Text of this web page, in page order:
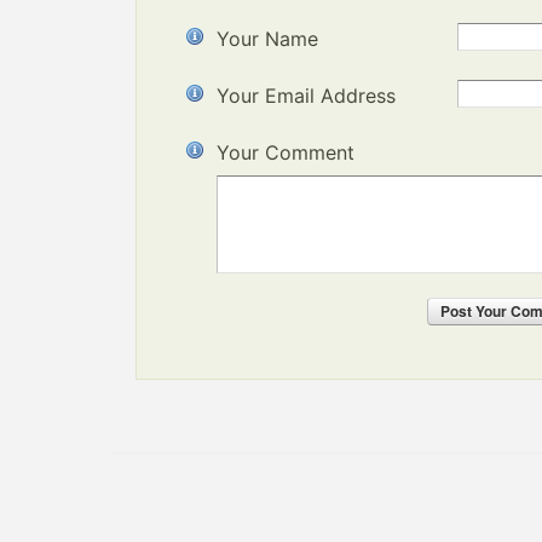
Your Name
Your Email Address
Your Comment
PostYour